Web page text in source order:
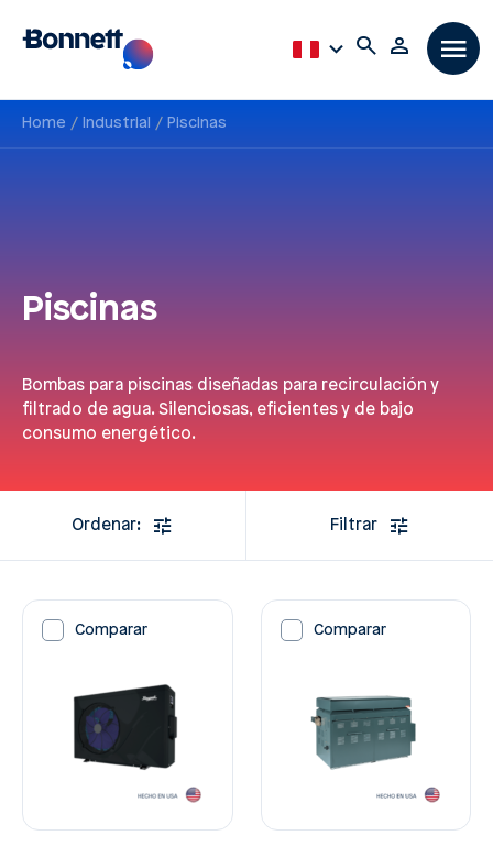
Home Industrial Piscinas
Piscinas
Bombas para piscinas diseñadas para recirculación y
filtrado de agua. Silenciosas, eficientes y de bajo
consumo energético.
Ordenar: Filtrar
Comparar Comparar